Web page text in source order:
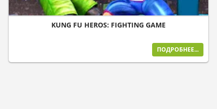
KUNG FU HEROS: FIGHTING GAME
ПОДРОБНЕЕ...